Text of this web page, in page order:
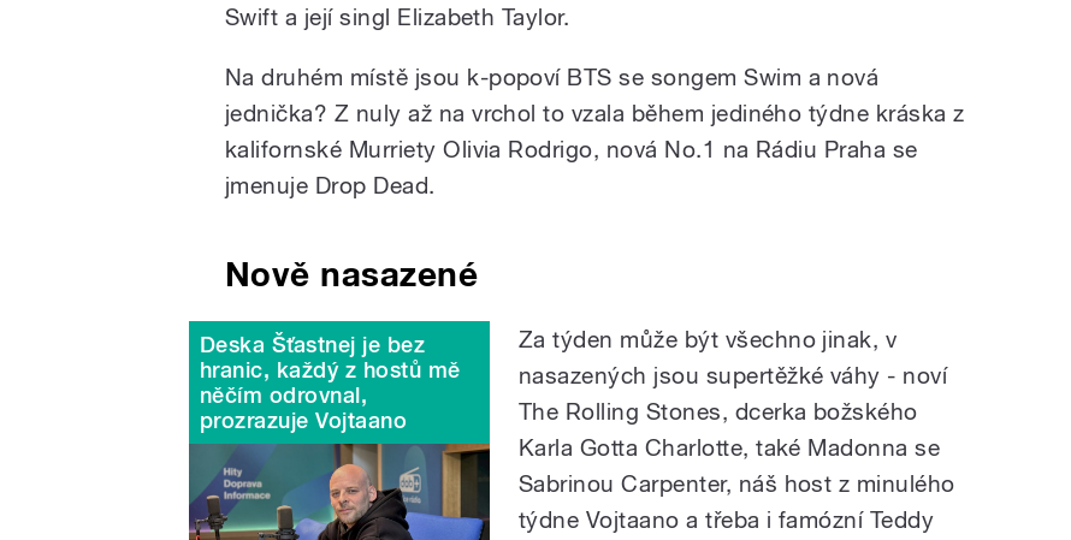
Swift a její singl Elizabeth Taylor.
Na druhém místě jsou k-popoví BTS se songem Swim a nová
jednička? Z nuly až na vrchol to vzala během jediného týdne kráska z
kalifornské Murriety Olivia Rodrigo, nová No.1 na Rádiu Praha se
jmenuje Drop Dead.
Nově nasazené
Deska Šťastnej je bez
hranic, každý z hostů mě
něčím odrovnal,
prozrazuje Vojtaano
Za týden může být všechno jinak, v
nasazených jsou supertěžké váhy - noví
The Rolling Stones, dcerka božského
Karla Gotta Charlotte, také Madonna se
Sabrinou Carpenter, náš host z minulého
týdne Vojtaano a třeba i famózní Teddy